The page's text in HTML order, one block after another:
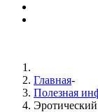
Главная-
Полезная